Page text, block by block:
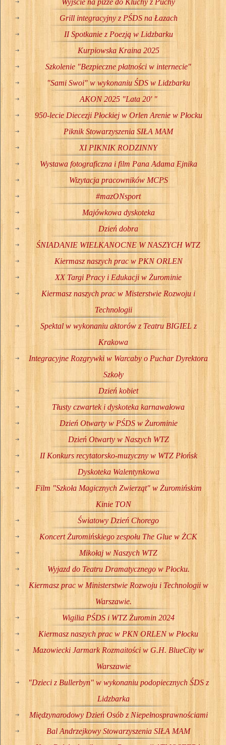
Wyjście na pizze do Kluchy z Puchy
Grill integracyjny z PŚDS na Łazach
II Spotkanie z Poezją w Lidzbarku
Kurpiowska Kraina 2025
Szkolenie "Bezpieczne płatności w internecie"
"Sami Swoi" w wykonaniu ŚDS w Lidzbarku
AKON 2025 "Lata 20' "
950-lecie Diecezji Płockiej w Orlen Arenie w Płocku
Piknik Stowarzyszenia SIŁA MAM
XI PIKNIK RODZINNY
Wystawa fotograficzna i film Pana Adama Ejnika
Wizytacja pracowników MCPS
#mazONsport
Majówkowa dyskoteka
Dzień dobra
ŚNIADANIE WIELKANOCNE W NASZYCH WTZ
Kiermasz naszych prac w PKN ORLEN
XX Targi Pracy i Edukacji w Żurominie
Kiermasz naszych prac w Misterstwie Rozwoju i
Technologii
Spektal w wykonaniu aktorów z Teatru BIGIEL z
Krakowa
Integracyjne Rozgrywki w Warcaby o Puchar Dyrektora
Szkoły
Dzień kobiet
Tłusty czwartek i dyskoteka karnawałowa
Dzień Otwarty w PŚDS w Żurominie
Dzień Otwarty w Naszych WTZ
II Konkurs recytatorsko-muzyczny w WTZ Płońsk
Dyskoteka Walentynkowa
Film "Szkoła Magicznych Zwierząt" w Żuromińskim
Kinie TON
Światowy Dzień Chorego
Koncert Żuromińskiego zespołu The Glue w ŻCK
Mikołaj w Naszych WTZ
Wyjazd do Teatru Dramatycznego w Płocku.
Kiermasz prac w Ministerstwie Rozwoju i Technologii w
Warszawie.
Wigilia PŚDS i WTZ Żuromin 2024
Kiermasz naszych prac w PKN ORLEN w Płocku
Mazowiecki Jarmark Rozmaitości w G.H. BlueCity w
Warszawie
"Dzieci z Bullerbyn" w wykonaniu podopiecznych ŚDS z
Lidzbarka
Międzynarodowy Dzień Osób z Niepełnosprawnościami
Bal Andrzejkowy Stowarzyszenia SIŁA MAM